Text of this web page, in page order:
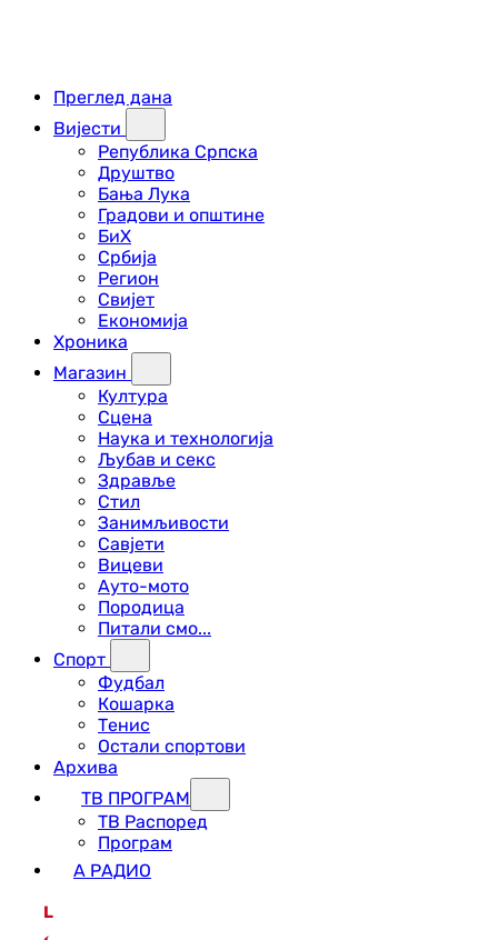
Преглед дана
Вијести
Република Српска
Друштво
Бања Лука
Градови и општине
БиХ
Србија
Регион
Свијет
Економија
Хроника
Магазин
Култура
Сцена
Наука и технологија
Љубав и секс
Здравље
Стил
Занимљивости
Савјети
Вицеви
Ауто-мото
Породица
Питали смо...
Спорт
Фудбал
Кошарка
Тенис
Остали спортови
Архива
ТВ ПРОГРАМ
ТВ Распоред
Програм
А РАДИО
L